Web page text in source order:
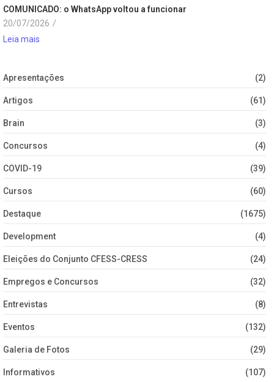
COMUNICADO: o WhatsApp voltou a funcionar
20/07/2026 /
Leia mais
Apresentações (2)
Artigos (61)
Brain (3)
Concursos (4)
COVID-19 (39)
Cursos (60)
Destaque (1675)
Development (4)
Eleições do Conjunto CFESS-CRESS (24)
Empregos e Concursos (32)
Entrevistas (8)
Eventos (132)
Galeria de Fotos (29)
Informativos (107)